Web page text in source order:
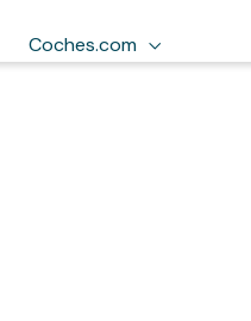
Coches.com